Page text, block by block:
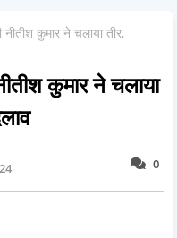
कुमार ने चलाया तीर,
कुमार ने चलाया
0